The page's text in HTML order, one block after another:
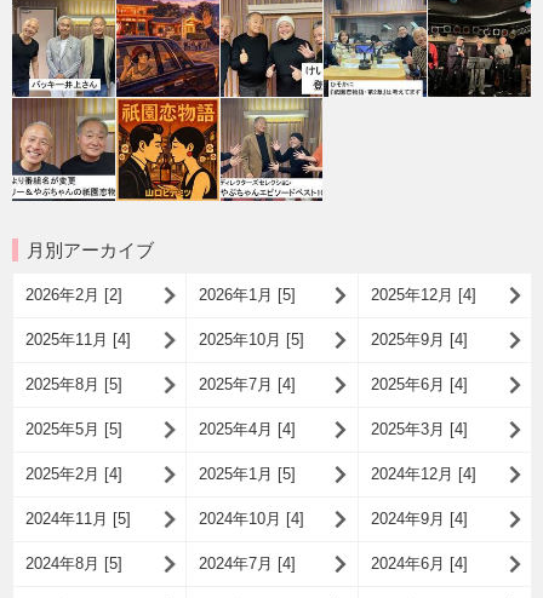
月別アーカイブ
2026年2月 [2] 2026年1月 [5] 2025年12月 [4]
2025年11月 [4] 2025年10月 [5] 2025年9月 [4]
2025年8月 [5] 2025年7月 [4] 2025年6月 [4]
2025年5月 [5] 2025年4月 [4] 2025年3月 [4]
2025年2月 [4] 2025年1月 [5] 2024年12月 [4]
2024年11月 [5] 2024年10月 [4] 2024年9月 [4]
2024年8月 [5] 2024年7月 [4] 2024年6月 [4]